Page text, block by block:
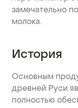
замечательно
молока.
История
Основным
древней Руси
полностью